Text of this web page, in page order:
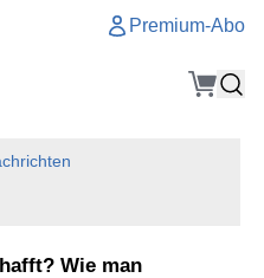
Premium-Abo
Wie man